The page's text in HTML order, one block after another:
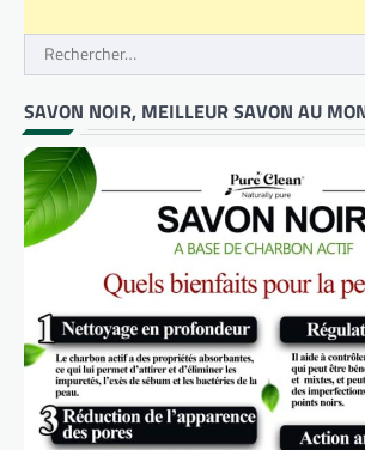
Rechercher :
SAVON NOIR, MEILLEUR SAVON AU